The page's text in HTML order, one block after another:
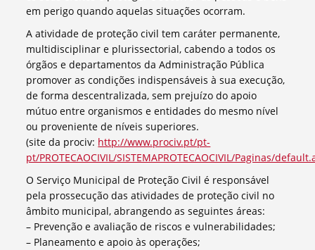
em perigo quando aquelas situações ocorram.
A atividade de proteção civil tem caráter permanente,
multidisciplinar e plurissectorial, cabendo a todos os
órgãos e departamentos da Administração Pública
promover as condições indispensáveis à sua execução,
de forma descentralizada, sem prejuízo do apoio
mútuo entre organismos e entidades do mesmo nível
ou proveniente de níveis superiores.
(site da prociv: http://www.prociv.pt/pt-
pt/PROTECAOCIVIL/SISTEMAPROTECAOCIVIL/Paginas/
O Serviço Municipal de Proteção Civil é responsável
pela prossecução das atividades de proteção civil no
âmbito municipal, abrangendo as seguintes áreas:
– Prevenção e avaliação de riscos e vulnerabilidades;
– Planeamento e apoio às operações;